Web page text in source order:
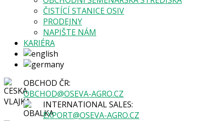
ČISTÍCÍ STANICE OSIV
PRODEJNY
NAPIŠTE NÁM
KARIÉRA
OBCHOD ČR:
OBCHOD@OSEVA-AGRO.CZ
INTERNATIONAL SALES:
EXPORT@OSEVA-AGRO.CZ